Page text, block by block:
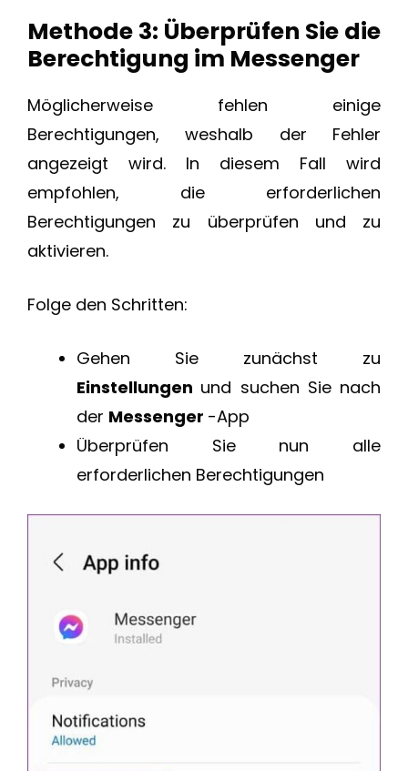
Methode 3: Überprüfen Sie die
Berechtigung im Messenger
Möglicherweise fehlen einige
Berechtigungen, weshalb der Fehler
angezeigt wird. In diesem Fall wird
empfohlen, die erforderlichen
Berechtigungen zu überprüfen und zu
aktivieren.
Folge den Schritten:
Gehen Sie zunächst zu
Einstellungen und suchen Sie nach
der Messenger -App
Überprüfen Sie nun alle
erforderlichen Berechtigungen